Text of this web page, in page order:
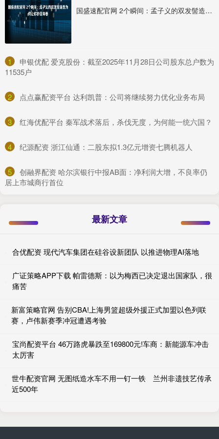
国盛速配官网 2个瞬间：孟子义的双发髻造型为何让你秒回青春
1
​申银优配 爱克股份：截至2025年11月28日公司股东总户数为
11535户
2 ​点点赢配资平台 达利凯普：公司将继续努力优化业务布局
3 ​红海优配平台 秦军战术落后，杀伐无度，为何能一统六国？
4 ​纪源配资 浙江仙通：二股东拟1.3亿元增资七腾机器人
5
​创融界配资 哈尔滨银行中报AB面：净利润大增，不良率仍
居上市城商行首位
最新文章
合优配资 现代汽车集团在硅谷设新团队 以推进物理AI落地
广证策略APP下载 帕雷德斯：以为梅西已决定退出国家队，很
痛苦
新富策略官网 告别CBA!上海男篮超级外援正式加盟以色列联
赛，卢伟新赛季冲冠遭遇考验
宝尚配资平台 46万路虎暴跌至169800元!车商：新能源车冲击
太厉害
世牛配资官网 无图纸造水车不用一钉一铁 兰州非遗技艺传承
近500年